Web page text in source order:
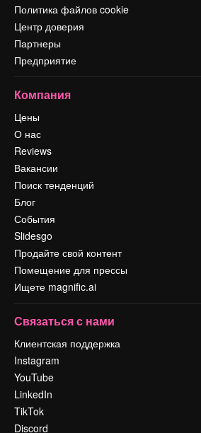
Политика файлов cookie
Центр доверия
Партнеры
Предприятие
Компания
Цены
О нас
Reviews
Вакансии
Поиск тенденций
Блог
События
Slidesgo
Продайте свой контент
Помещение для прессы
Ищете magnific.ai
Связаться с нами
Клиентская поддержка
Instagram
YouTube
LinkedIn
TikTok
Discord